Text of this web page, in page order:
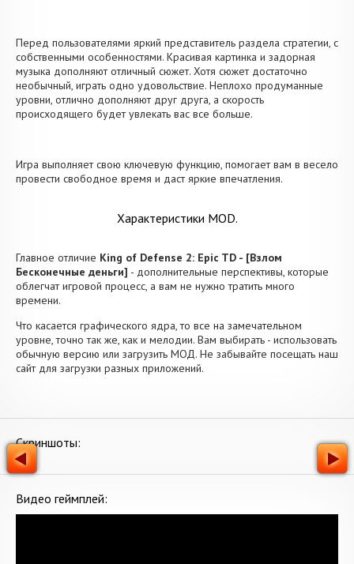
Перед пользователями яркий представитель раздела стратегии, с
собственными особенностями. Красивая картинка и задорная
музыка дополняют отличный сюжет. Хотя сюжет достаточно
необычный, играть одно удовольствие. Неплохо продуманные
уровни, отлично дополняют друг друга, а скорость
происходящего будет увлекать вас все больше.
Игра выполняет свою ключевую функцию, помогает вам в весело
провести свободное время и даст яркие впечатления.
Характеристики MOD.
Главное отличие King of Defense 2: Epic TD - [Взлом
Бесконечные деньги] - дополнительные перспективы, которые
облегчат игровой процесс, а вам не нужно тратить много
времени.
Что касается графического ядра, то все на замечательном
уровне, точно так же, как и мелодии. Вам выбирать - использовать
обычную версию или загрузить МОД. Не забывайте посещать наш
сайт для загрузки разных приложений.
Скриншоты:
Видео геймплей: